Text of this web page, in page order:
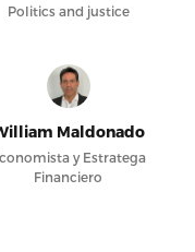
Politics and justice
Maldonado
y Estratega
Financiero